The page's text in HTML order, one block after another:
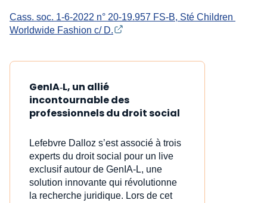
Cass. soc. 1-6-2022 n° 20-19.957 FS-B, Sté Children
Worldwide Fashion c/ D.
GenIA‑L, un allié
incontournable des
professionnels du droit social
Lefebvre Dalloz s’est associé à trois
experts du droit social pour un live
exclusif autour de GenIA‑L, une
solution innovante qui révolutionne
la recherche juridique. Lors de cet